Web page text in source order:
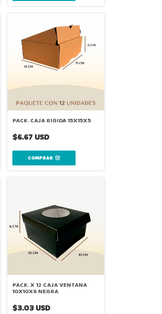
PACK. CAJA RIGIDA 15X15X5
$6.67 USD
COMPRAR
PACK. X 12 CAJA VENTANA
10X10X6 NEGRA
$3.03 USD